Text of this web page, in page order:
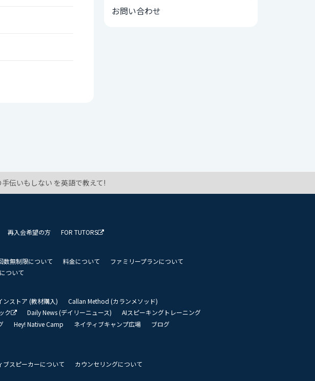
お問い合わせ
伝いもしない を英語で教えて!
再入会希望の方 FOR TUTORS
数無制限について 料金について
ファミリープランについて
ついて
ンストア (教材購入)
Callan Method (カランメソッド)
ク Daily News (デイリーニュース)
AIスピーキングトレーニング
Hey! Native Camp ネイティブキャンプ広場
ブログ
ブスピーカーについて
カウンセリングについて